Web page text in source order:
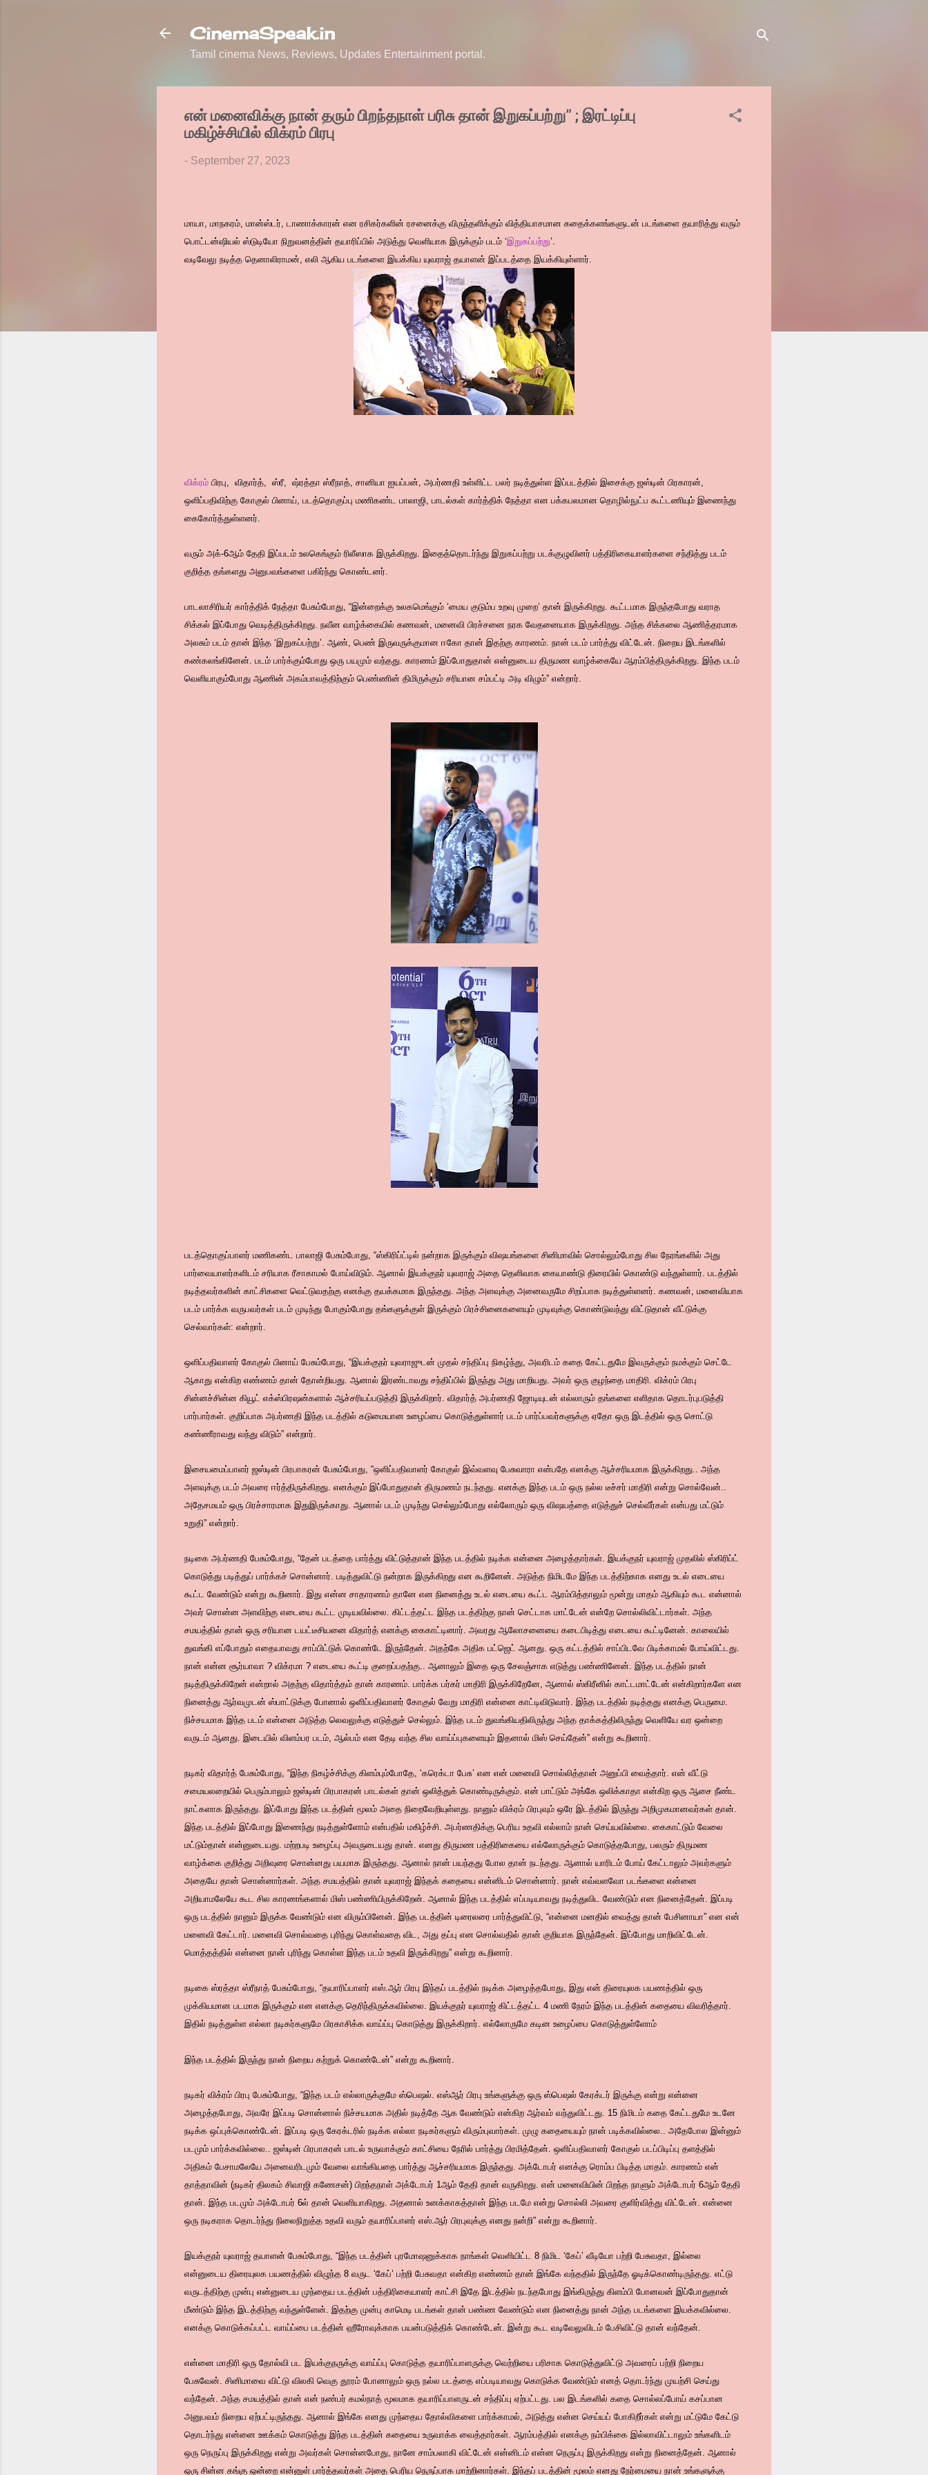
CinemaSpeak.in
Tamil cinema News, Reviews, Updates Entertainment portal.
என் மனைவிக்கு நான் தரும் பிறந்தநாள் பரிசு தான் இறுகப்பற்று” ; இரட்டிப்பு
மகிழ்ச்சியில் விக்ரம் பிரபு
- September 27, 2023
மாயா, மாநகரம், மான்ஸ்டர், டாணாக்காரன் என ரசிகர்களின் ரசனைக்கு விருந்தளிக்கும் வித்தியாசமான கதைக்களங்களுடன் படங்களை தயாரித்து வரும்
பொட்டன்ஷியல் ஸ்டுடியோ நிறுவனத்தின் தயாரிப்பில் அடுத்து வெளியாக இருக்கும் படம் ‘இறுகப்பற்று’.
வடிவேலு நடித்த தெனாலிராமன், எலி ஆகிய படங்களை இயக்கிய யுவராஜ் தயாளன் இப்படத்தை இயக்கியுள்ளார்.
விக்ரம் பிரபு, விதார்த், ஸ்ரீ, ஷ்ரத்தா ஸ்ரீநாத், சானியா ஐயப்பன், அபர்ணதி உள்ளிட்ட பலர் நடித்துள்ள இப்படத்தில் இசைக்கு ஜஸ்டின் பிரகாரன்,
ஒளிப்பதிவிற்கு கோகுல் பினாய், படத்தொகுப்பு மணிகண்ட பாலாஜி, பாடல்கள் கார்த்திக் நேத்தா என பக்கபலமான தொழில்நுட்ப கூட்டணியும் இணைந்து
கைகோர்த்துள்ளனர்.
வரும் அக்-6ஆம் தேதி இப்படம் உலகெங்கும் ரிலீஸாக இருக்கிறது. இதைத்தொடர்ந்து இறுகப்பற்று படக்குழுவினர் பத்திரிகையாளர்களை சந்தித்து படம்
குறித்த தங்களது அனுபவங்களை பகிர்ந்து கொண்டனர்.
பாடலாசிரியர் கார்த்திக் நேத்தா பேசும்போது, “இன்றைக்கு உலகமெங்கும் ‘மைய குடும்ப உறவு முறை’ தான் இருக்கிறது. கூட்டமாக இருந்தபோது வராத
சிக்கல் இப்போது வெடித்திருக்கிறது. நவீன வாழ்க்கையில் கணவன், மனைவி பிரச்சனை நரக வேதனையாக இருக்கிறது. அந்த சிக்கலை ஆணித்தரமாக
அலசும் படம் தான் இந்த ‘இறுகப்பற்று’. ஆண், பெண் இருவருக்குமான ஈகோ தான் இதற்கு காரணம். நான் படம் பார்த்து விட்டேன். நிறைய இடங்களில்
கண்கலங்கினேன். படம் பார்க்கும்போது ஒரு பயமும் வந்தது. காரணம் இப்போதுதான் என்னுடைய திருமண வாழ்க்கையே ஆரம்பித்திருக்கிறது. இந்த படம்
வெளியாகும்போது ஆணின் அகம்பாவத்திற்கும் பெண்ணின் திமிருக்கும் சரியான சம்பட்டி அடி விழும்” என்றார்.
படத்தொகுப்பாளர் மணிகண்ட பாலாஜி பேசும்போது, “ஸ்கிரிப்ட்டில் நன்றாக இருக்கும் விஷயங்களை சினிமாவில் சொல்லும்போது சில நேரங்களில் அது
பார்வையாளர்களிடம் சரியாக ரீசாகாமல் போய்விடும். ஆனால் இயக்குநர் யுவராஜ் அதை தெளிவாக கையாண்டு திரையில் கொண்டு வந்துள்ளார். படத்தில்
நடித்தவர்களின் காட்சிகளை வெட்டுவதற்கு எனக்கு தயக்கமாக இருந்தது. அந்த அளவுக்கு அனைவருமே சிறப்பாக நடித்துள்ளனர். கணவன், மனைவியாக
படம் பார்க்க வருபவர்கள் படம் முடிந்து போகும்போது தங்களுக்குள் இருக்கும் பிரச்சினைகளையும் முடிவுக்கு கொண்டுவந்து விட்டுதான் வீட்டுக்கு
செல்வார்கள்: என்றார்.
ஒளிப்பதிவாளர் கோகுல் பினாய் பேசும்போது, “இயக்குநர் யுவராஜுடன் முதல் சந்திப்பு நிகழ்ந்து, அவரிடம் கதை கேட்டதுமே இவருக்கும் நமக்கும் செட்டே
ஆகாது என்கிற எண்ணம் தான் தோன்றியது. ஆனால் இரண்டாவது சந்திப்பில் இருந்து அது மாறியது. அவர் ஒரு குழந்தை மாதிரி. விக்ரம் பிரபு
சின்னச்சின்ன கியூட் எக்ஸ்பிரஷன்களால் ஆச்சரியப்படுத்தி இருக்கிறார். விதார்த் அபர்ணதி ஜோடியுடன் எல்லாரும் தங்களை எளிதாக தொடர்புபடுத்தி
பார்பார்கள். குறிப்பாக அபர்ணதி இந்த படத்தில் கடுமையான உழைப்பை கொடுத்துள்ளார் படம் பார்ப்பவர்களுக்கு ஏதோ ஒரு இடத்தில் ஒரு சொட்டு
கண்ணீராவது வந்து விடும்” என்றார்.
இசையமைப்பாளர் ஜஸ்டின் பிரபாகரன் பேசும்போது, “ஒளிப்பதிவாளர் கோகுல் இவ்வளவு பேசுவாரா என்பதே எனக்கு ஆச்சரியமாக இருக்கிறது.. அந்த
அளவுக்கு படம் அவரை ஈர்த்திருக்கிறது. எனக்கும் இப்போதுதான் திருமணம் நடந்தது. எனக்கு இந்த படம் ஒரு நல்ல டீச்சர் மாதிரி என்று சொல்வேன்..
அதேசமயம் ஒரு பிரச்சாரமாக இதுஇருக்காது. ஆனால் படம் முடிந்து செல்லும்போது எல்லோரும் ஒரு விஷயத்தை எடுத்துச் செல்வீர்கள் என்பது மட்டும்
உறுதி” என்றார்.
நடிகை அபர்ணதி பேசும்போது, “தேன் படத்தை பார்த்து விட்டுத்தான் இந்த படத்தில் நடிக்க என்னை அழைத்தார்கள். இயக்குநர் யுவராஜ் முதலில் ஸ்கிரிப்ட்
கொடுத்து படித்துப் பார்க்கச் சொன்னார். படித்துவிட்டு நன்றாக இருக்கிறது என கூறினேன். அடுத்த நிமிடமே இந்த படத்திற்காக எனது உடல் எடையை
கூட்ட வேண்டும் என்று கூறினார். இது என்ன சாதாரணம் தானே என நினைத்து உடல் எடையை கூட்ட ஆரம்பித்தாலும் மூன்று மாதம் ஆகியும் கூட என்னால்
அவர் சொன்ன அளவிற்கு எடையை கூட்ட முடியவில்லை. கிட்டத்தட்ட இந்த படத்திற்கு நான் செட்டாக மாட்டேன் என்றே சொல்லிவிட்டார்கள். அந்த
சமயத்தில் தான் ஒரு சரியான டயட்டீசியனை விதார்த் எனக்கு கைகாட்டினார். அவரது ஆலோசனையை கடைபிடித்து எடையை கூட்டினேன். காலையில்
துவங்கி எப்போதும் எதையாவது சாப்பிட்டுக் கொண்டே இருந்தேன். அதற்கே அதிக பட்ஜெட் ஆனது. ஒரு கட்டத்தில் சாப்பிடவே பிடிக்காமல் போய்விட்டது.
நான் என்ன சூர்யாவா ? விக்ரமா ? எடையை கூட்டி குறைப்பதற்கு.. ஆனாலும் இதை ஒரு சேலஞ்சாக எடுத்து பண்ணினேன். இந்த படத்தில் நான்
நடித்திருக்கிறேன் என்றால் அதற்கு விதார்த்தம் தான் காரணம். பார்க்க பர்கர் மாதிரி இருக்கிறேனே, ஆனால் ஸ்கிரீனில் காட்டமாட்டேன் என்கிறார்களே என
நினைத்து ஆர்வமுடன் ஸ்பாட்டுக்கு போனால் ஒளிப்பதிவாளர் கோகுல் வேறு மாதிரி என்னை காட்டிவிடுவார். இந்த படத்தில் நடித்தது எனக்கு பெருமை.
நிச்சயமாக இந்த படம் என்னை அடுத்த லெவலுக்கு எடுத்துச் செல்லும். இந்த படம் துவங்கியதிலிருந்து அந்த தாக்கத்திலிருந்து வெளியே வர ஒன்றை
வருடம் ஆனது. இடையில் விளம்பர படம், ஆல்பம் என தேடி வந்த சில வாய்ப்புகளையும் இதனால் மிஸ் செய்தேன்” என்று கூறினார்.
நடிகர் விதார்த் பேசும்போது, “இந்த நிகழ்ச்சிக்கு கிளம்பும்போதே, ‘கரெக்டா பேசு’ என என் மனைவி சொல்லித்தான் அனுப்பி வைத்தார். என் வீட்டு
சமையலறையில் பெரும்பாலும் ஜஸ்டின் பிரபாகரன் பாடல்கள் தான் ஒலித்துக் கொண்டிருக்கும். என் பாட்டும் அங்கே ஒலிக்காதா என்கிற ஒரு ஆசை நீண்ட
நாட்களாக இருந்தது. இப்போது இந்த படத்தின் மூலம் அதை நிறைவேறியுள்ளது. நானும் விக்ரம் பிரபுவும் ஒரே இடத்தில் இருந்து அறிமுகமானவர்கள் தான்.
இந்த படத்தில் இப்போது இணைந்து நடித்துள்ளோம் என்பதில் மகிழ்ச்சி. அபர்ணதிக்கு பெரிய உதவி எல்லாம் நான் செய்யவில்லை. கைகாட்டும் வேலை
மட்டும்தான் என்னுடையது. மற்றபடி உழைப்பு அவருடையது தான். எனது திருமண பத்திரிகையை எல்லோருக்கும் கொடுத்தபோது, பலரும் திருமண
வாழ்க்கை குறித்து அறிவுரை சொன்னது பயமாக இருந்தது. ஆனால் நான் பயந்தது போல தான் நடந்தது. ஆனால் யாரிடம் போய் கேட்டாலும் அவர்களும்
அதையே தான் சொன்னார்கள். அந்த சமயத்தில் தான் யுவராஜ் இந்தக் கதையை என்னிடம் சொன்னார். நான் எவ்வளவோ படங்களை என்னை
அறியாமலேயே கூட சில காரணங்களால் மிஸ் பண்ணியிருக்கிறேன். ஆனால் இந்த படத்தில் எப்படியாவது நடித்துவிட வேண்டும் என நினைத்தேன். இப்படி
ஒரு படத்தில் நானும் இருக்க வேண்டும் என விரும்பினேன். இந்த படத்தின் டிரைலரை பார்த்துவிட்டு, “என்னை மனதில் வைத்து தான் பேசினாயா” என என்
மனைவி கேட்டார். மனைவி சொல்வதை புரிந்து கொள்வதை விட, அது தப்பு என சொல்வதில் தான் குறியாக இருந்தேன். இப்போது மாறிவிட்டேன்.
மொத்தத்தில் என்னை நான் புரிந்து கொள்ள இந்த படம் உதவி இருக்கிறது” என்று கூறினார்.
நடிகை ஸ்ரத்தா ஸ்ரீநாத் பேசும்போது, “தயாரிப்பாளர் எஸ்.ஆர் பிரபு இந்தப் படத்தில் நடிக்க அழைத்தபோது, இது என் திரையுலக பயணத்தில் ஒரு
முக்கியமான படமாக இருக்கும் என எனக்கு தெரிந்திருக்கவில்லை. இயக்குநர் யுவராஜ் கிட்டத்தட்ட 4 மணி நேரம் இந்த படத்தின் கதையை விவரித்தார்.
இதில் நடித்துள்ள எல்லா நடிகர்களுமே பிரகாசிக்க வாய்ப்பு கொடுத்து இருக்கிறார். எல்லோருமே கடின உழைப்பை கொடுத்துள்ளோம்
இந்த படத்தில் இருந்து நான் நிறைய கற்றுக் கொண்டேன்” என்று கூறினார்.
நடிகர் விக்ரம் பிரபு பேசும்போது, “இந்த படம் எல்லாருக்குமே ஸ்பெஷல். எஸ்ஆர் பிரபு உங்களுக்கு ஒரு ஸ்பெஷல் கேரக்டர் இருக்கு என்று என்னை
அழைத்தபோது, அவரே இப்படி சொன்னால் நிச்சயமாக அதில் நடித்தே ஆக வேண்டும் என்கிற ஆர்வம் வந்துவிட்டது. 15 நிமிடம் கதை கேட்டதுமே உடனே
நடிக்க ஒப்புக்கொண்டேன். இப்படி ஒரு கேரக்டரில் நடிக்க எல்லா நடிகர்களும் விரும்புவார்கள். முழு கதையையும் நான் படிக்கவில்லை.. அதேபோல இன்னும்
படமும் பார்க்கவில்லை.. ஜஸ்டின் பிரபாகரன் பாடல் உருவாக்கும் காட்சியை நேரில் பார்த்து பிரமித்தேன். ஒளிப்பதிவாளர் கோகுல் படப்பிடிப்பு தளத்தில்
அதிகம் பேசாமலேயே அனைவரிடமும் வேலை வாங்கியதை பார்த்து ஆச்சரியமாக இருந்தது. அக்டோபர் எனக்கு ரொம்ப பிடித்த மாதம். காரணம் என்
தாத்தாவின் (நடிகர் திலகம் சிவாஜி கணேசன்) பிறந்தநாள் அக்டோபர் 1ஆம் தேதி தான் வருகிறது. என் மனைவியின் பிறந்த நாளும் அக்டோபர் 6ஆம் தேதி
தான். இந்த படமும் அக்டோபர் 6ல் தான் வெளியாகிறது. அதனால் உனக்காகத்தான் இந்த படமே என்று சொல்லி அவரை குளிர்வித்து விட்டேன். என்னை
ஒரு நடிகராக தொடர்ந்து நிலைநிறுத்த உதவி வரும் தயாரிப்பாளர் எஸ்.ஆர் பிரபுவுக்கு எனது நன்றி” என்று கூறினார்.
இயக்குநர் யுவராஜ் தயாளன் பேசும்போது, “இந்த படத்தின் புரமோஷனுக்காக நாங்கள் வெளியிட்ட 8 நிமிட ‘கேப்’ வீடியோ பற்றி பேசுவதா, இல்லை
என்னுடைய திரையுலக பயணத்தில் விழுந்த 8 வருட ‘கேப்’ பற்றி பேசுவதா என்கிற எண்ணம் தான் இங்கே வந்ததில் இருந்தே ஓடிக்கொண்டிருந்தது. எட்டு
வருடத்திற்கு முன்பு என்னுடைய முந்தைய படத்தின் பத்திரிகையாளர் காட்சி இதே இடத்தில் நடந்தபோது இங்கிருந்து கிளம்பி போனவன் இப்போதுதான்
மீண்டும் இந்த இடத்திற்கு வந்துள்ளேன். இதற்கு முன்பு காமெடி படங்கள் தான் பண்ண வேண்டும் என நினைத்து நான் அந்த படங்களை இயக்கவில்லை.
எனக்கு கொடுக்கப்பட்ட வாய்ப்பை படத்தின் ஹீரோவுக்காக பயன்படுத்திக் கொண்டேன். இன்று கூட வடிவேலுவிடம் பேசிவிட்டு தான் வந்தேன்.
என்னை மாதிரி ஒரு தோல்வி பட இயக்குநருக்கு வாய்ப்பு கொடுத்த தயாரிப்பாளருக்கு வெற்றியை பரிசாக கொடுத்துவிட்டு அவரைப் பற்றி நிறைய
பேசுவேன். சினிமாவை விட்டு விலகி வெகு தூரம் போனாலும் ஒரு நல்ல படத்தை எப்படியாவது கொடுக்க வேண்டும் எனத் தொடர்ந்து முயற்சி செய்து
வந்தேன். அந்த சமயத்தில் தான் என் நண்பர் கமல்நாத் மூலமாக தயாரிப்பாளருடன் சந்திப்பு ஏற்பட்டது. பல இடங்களில் கதை சொல்லப்போய் கசப்பான
அனுபவம் நிறைய ஏற்பட்டிருந்தது. ஆனால் இங்கே எனது முந்தைய தோல்விகளை பார்க்காமல், அடுத்து என்ன செய்யப் போகிறீர்கள் என்று மட்டுமே கேட்டு
தொடர்ந்து என்னை ஊக்கம் கொடுத்து இந்த படத்தின் கதையை உருவாக்க வைத்தார்கள். ஆரம்பத்தில் எனக்கு நம்பிக்கை இல்லாவிட்டாலும் உங்களிடம்
ஒரு நெருப்பு இருக்கிறது என்று அவர்கள் சொன்னபோது, நானே சாம்பலாகி விட்டேன் என்னிடம் என்ன நெருப்பு இருக்கிறது என்று நினைத்தேன். ஆனால்
ஒரு சின்ன கங்கு ஒன்றை என்னுள் பார்த்தவர்கள் அதை பெரிய நெருப்பாக மாற்றினார்கள். இந்தப் படத்தின் மூலம் எனது நேர்மையை நான் உங்களுக்கு